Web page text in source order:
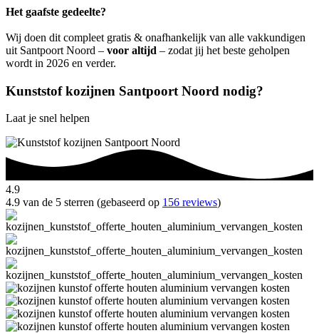
Het gaafste gedeelte?
Wij doen dit compleet gratis & onafhankelijk van alle vakkundigen
uit Santpoort Noord – voor altijd – zodat jij het beste geholpen
wordt in 2026 en verder.
Kunststof kozijnen Santpoort Noord nodig?
Laat je snel helpen
4.9
4.9 van de 5 sterren (gebaseerd op 156 reviews)